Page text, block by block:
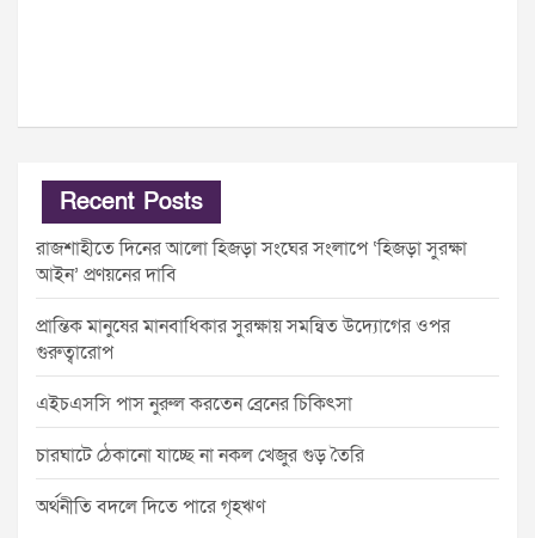
Recent Posts
রাজশাহীতে দিনের আলো হিজড়া সংঘের সংলাপে ‘হিজড়া সুরক্ষা
আইন’ প্রণয়নের দাবি
প্রান্তিক মানুষের মানবাধিকার সুরক্ষায় সমন্বিত উদ্যোগের ওপর
গুরুত্বারোপ
এইচএসসি পাস নুরুল করতেন ব্রেনের চিকিৎসা
চারঘাটে ঠেকানো যাচ্ছে না নকল খেজুর গুড় তৈরি
অর্থনীতি বদলে দিতে পারে গৃহঋণ